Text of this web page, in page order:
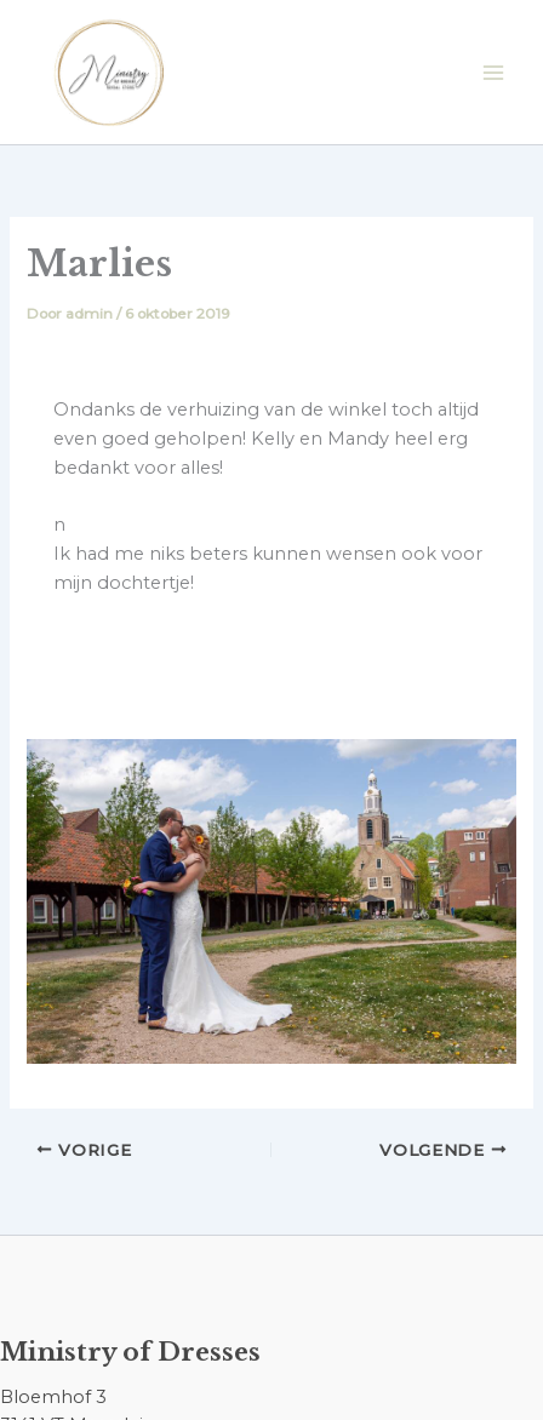
inhoud
Marlies
Door admin/ 6 oktober 2019
Ondanks de verhuizing van de winkel toch altijd
even goed geholpen! Kelly en Mandy heel erg
bedankt voor alles!
n
Ik had me niks beters kunnen wensen ook voor
mijn dochtertje!
VORIGE VOLGENDE
Ministry of Dresses
Bloemhof 3